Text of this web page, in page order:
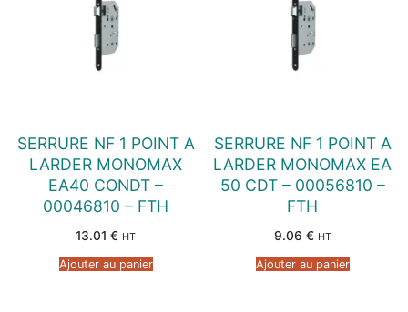
SERRURE NF 1 POINT A
LARDER MONOMAX
EA40 CONDT –
00046810 – FTH
13.01 € HT
Ajouter au panier
SERRURE NF 1 POINT A
LARDER MONOMAX EA
50 CDT – 00056810 –
FTH
9.06 € HT
Ajouter au panier